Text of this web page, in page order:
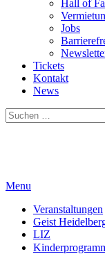
Hall of
Jobs
Tickets
Kontakt
News
Suchen
nach:
Menu
Veranstaltungen
Geist
LIZ